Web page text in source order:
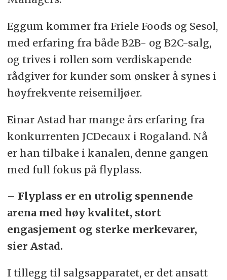
Eggum kommer fra Friele Foods og Sesol,
med erfaring fra både B2B- og B2C-salg,
og trives i rollen som verdiskapende
rådgiver for kunder som ønsker å synes i
høyfrekvente reisemiljøer.
Einar Astad har mange års erfaring fra
konkurrenten JCDecaux i Rogaland. Nå
er han tilbake i kanalen, denne gangen
med full fokus på flyplass.
– Flyplass er en utrolig spennende
arena med høy kvalitet, stort
engasjement og sterke merkevarer,
sier Astad.
I tillegg til salgsapparatet, er det ansatt